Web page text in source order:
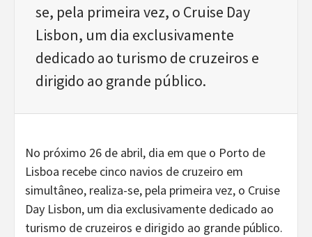
se, pela primeira vez, o Cruise Day
Lisbon, um dia exclusivamente
dedicado ao turismo de cruzeiros e
dirigido ao grande público.
No próximo 26 de abril, dia em que o Porto de
Lisboa recebe cinco navios de cruzeiro em
simultâneo, realiza-se, pela primeira vez, o Cruise
Day Lisbon, um dia exclusivamente dedicado ao
turismo de cruzeiros e dirigido ao grande público.